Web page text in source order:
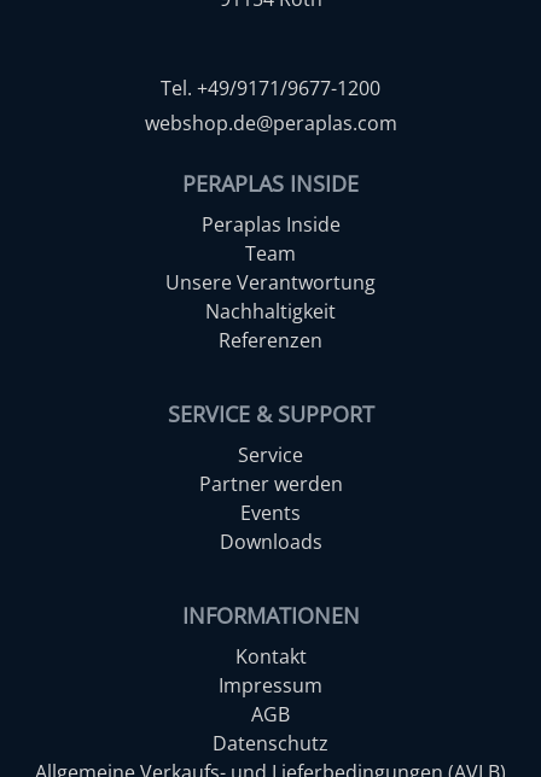
Tel. +49/9171/9677-1200
webshop.de@peraplas.com
PERAPLAS INSIDE
Peraplas Inside
Team
Unsere Verantwortung
Nachhaltigkeit
Referenzen
SERVICE & SUPPORT
Service
Partner werden
Events
Downloads
INFORMATIONEN
Kontakt
Impressum
AGB
Datenschutz